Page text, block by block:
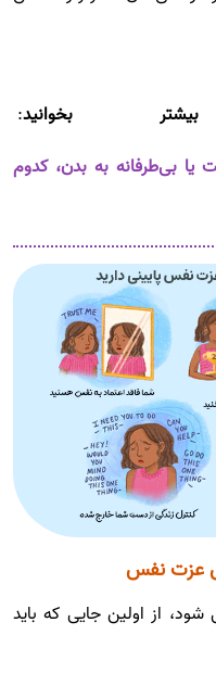
بیشتر بخوانید:
بی‌طرفانه به بدن، کدوم
عزت نفس
از اولین جایی که باید